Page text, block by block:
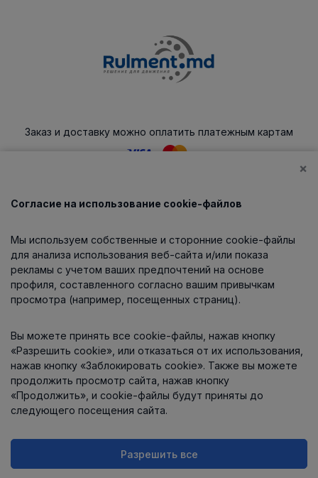
Заказ и доставку можно оплатить платежным картам
Каталог
О компании
Информация
Контакты
Интернет-магазин работает
×
Согласие на использование cookie-файлов
Мы используем собственные и сторонние cookie-файлы
для анализа использования веб-сайта и/или показа
рекламы с учетом ваших предпочтений на основе
профиля, составленного согласно вашим привычкам
просмотра (например, посещенных страниц).
Вы можете принять все cookie-файлы, нажав кнопку
«Разрешить cookie», или отказаться от их использования,
нажав кнопку «Заблокировать cookie». Также вы можете
продолжить просмотр сайта, нажав кнопку
«Продолжить», и cookie-файлы будут приняты до
следующего посещения сайта.
Разрешить все